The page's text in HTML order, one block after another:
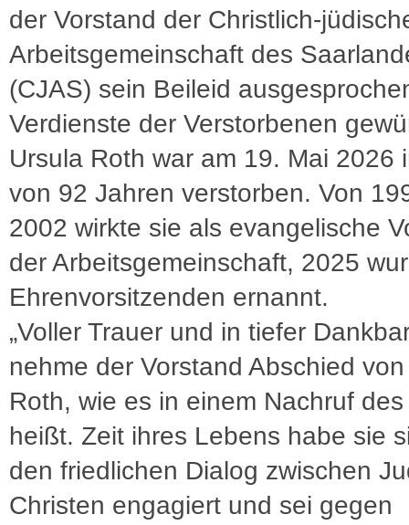
der Vorstand der Christlich-
Arbeitsgemeinschaft des
(CJAS) sein Beileid
Verdienste der Verstorbenen
Ursula Roth war am 19. Mai 2026
von 92 Jahren verstorben. Von
2002 wirkte sie als evangelische
der Arbeitsgemeinschaft, 2025
Ehrenvorsitzenden ernannt.
„Voller Trauer und in tiefer
nehme der Vorstand Abschied
Roth, wie es in einem Nachruf
heißt. Zeit ihres Lebens habe sie
den friedlichen Dialog zwischen
Christen engagiert und sei gegen